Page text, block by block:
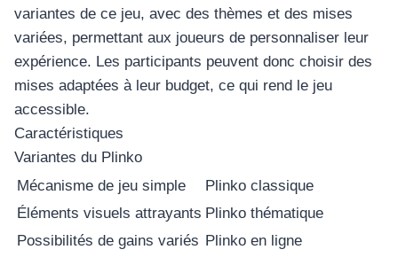
variantes de ce jeu, avec des thèmes et des mises
variées, permettant aux joueurs de personnaliser leur
expérience. Les participants peuvent donc choisir des
mises adaptées à leur budget, ce qui rend le jeu
accessible.
Caractéristiques
Variantes du Plinko
Mécanisme de jeu simple
Plinko classique
Éléments visuels attrayants Plinko thématique
Possibilités de gains variés Plinko en ligne